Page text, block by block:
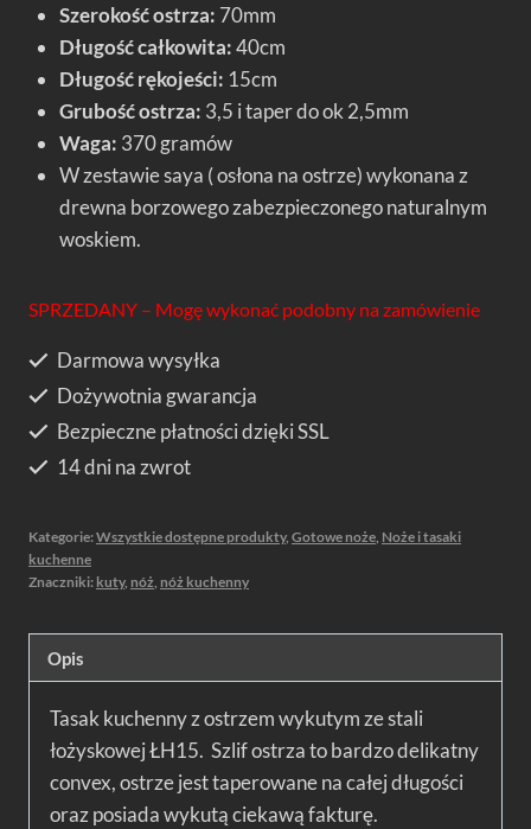
Szerokość ostrza: 70mm
Długość całkowita:40cm
Długość rękojeści: 15cm
Grubość ostrza: 3,5 i taper do ok 2,5mm
Waga: 370 gramów
W zestawie saya ( osłona na ostrze) wykonana z
drewna borzowego zabezpieczonego naturalnym
woskiem.
SPRZEDANY – Mogę wykonać podobny na zamówienie
Darmowa wysyłka
Dożywotnia gwarancja
Bezpieczne płatności dzięki SSL
14 dni na zwrot
Kategorie:Wszystkie dostępne produkty, Gotowe noże, Noże i tasaki
kuchenne
Znaczniki: kuty, nóż, nóż kuchenny
Opis
Tasak kuchenny z ostrzem wykutym ze stali
łożyskowej ŁH15. Szlif ostrza to bardzo delikatny
convex, ostrze jest taperowane na całej długości
oraz posiada wykutą ciekawą fakturę.